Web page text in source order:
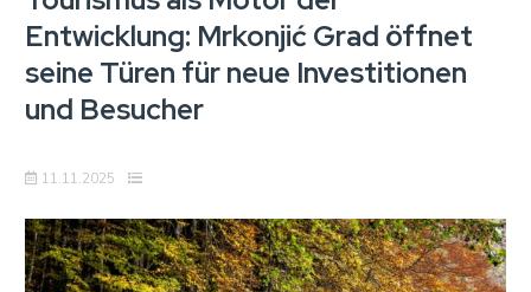
Entwicklung: Mrkonjić Grad öffnet
seine Türen für neue Investitionen
und Besucher
11.11.2025